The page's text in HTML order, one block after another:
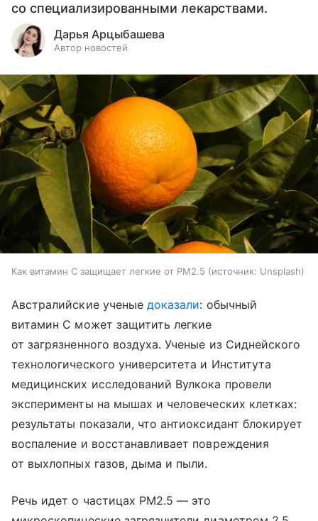
со специализированными лекарствами.
Дарья Арцыбашева
Автор новостей
Как витамин C защищает легкие от PM2.5 источник: Unsplash
Австралийские ученыедоказали: обычный
витамин C может защитить легкие
от загрязненного воздуха. Ученые из Сиднейского
технологического университета и Института
медицинских исследований Вулкока провели
эксперименты на мышах и человеческих клетках:
результаты показали, что антиоксидант блокирует
воспаление и восстанавливает повреждения
от выхлопных газов, дыма и пыли.
Речь идет о частицах PM2.5 — это